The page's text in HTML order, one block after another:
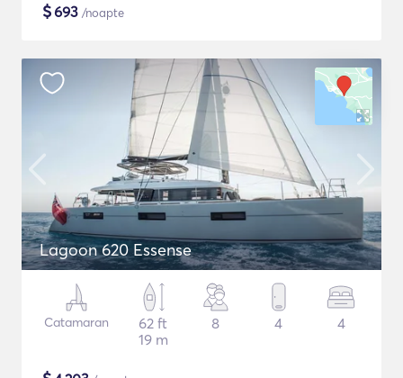
$693 /noapte
Lagoon 620 Essense
Catamaran
62 ft
19 m
8 4 4